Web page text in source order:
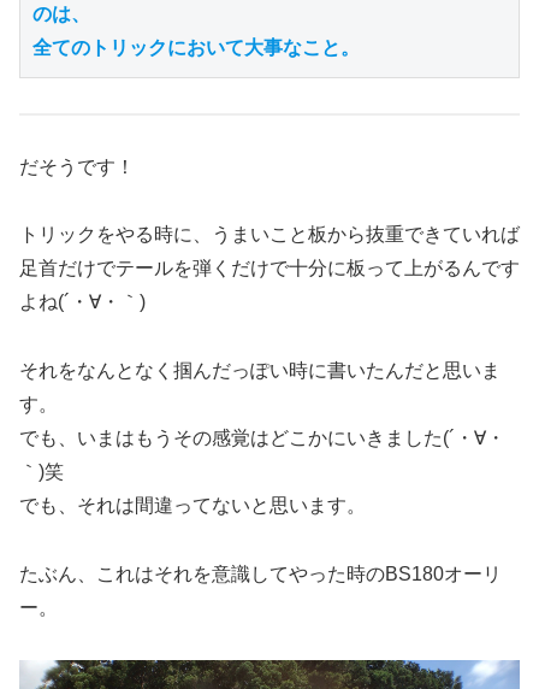
のは、
全てのトリックにおいて大事なこと。
だそうです！
トリックをやる時に、うまいこと板から抜重できていれば
足首だけでテールを弾くだけで十分に板って上がるんです
よね(´・∀・｀)
それをなんとなく掴んだっぽい時に書いたんだと思いま
す。
でも、いまはもうその感覚はどこかにいきました(´・∀・
｀)笑
でも、それは間違ってないと思います。
たぶん、これはそれを意識してやった時のBS180オーリ
ー。